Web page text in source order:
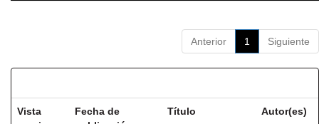
Anterior 1 Siguiente
Vista
Fecha de
Título Autor(es)